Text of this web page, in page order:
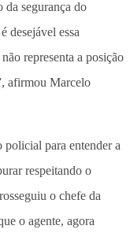
da segurança do
desejável essa
representa a posição
afirmou Marcelo
para entender a
respeitando o
o chefe da
o agente, agora